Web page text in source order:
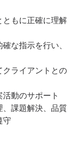
ともに正確に理解
な指示を行い、
クライアントとの
動のサポート
、課題解決、品質
守